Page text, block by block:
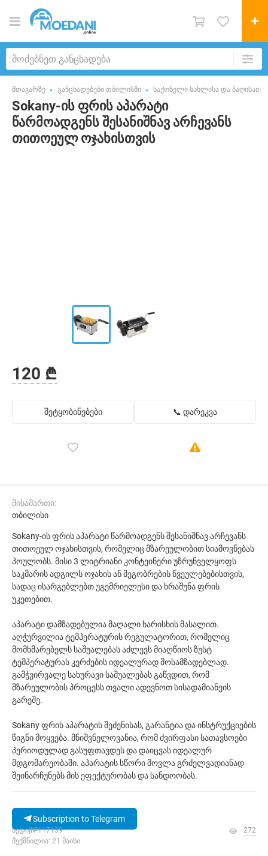
მთავარზე განცხადებები თბილისში საქონელი სახლისა და
Sokany-ის ფრის აპარატი
წარმოადგენს შესანიშნავ არჩევანს
თითოეულ ოჯახისთვის
120 ₾
შეტყობინებები 📞 დარეკვა
მისამართი:
თბილისი
Sokany-ის ფრის აპარატი წარმოადგენს შესანიშნავ არჩევანს
თითოეულ ოჯახისთვის, რომელიც მზარეულობით სიამოვნებას
პოულობს. მისი 3 ლიტრიანი კონტეინერი უზრუნველყოფს
საკმარის ადგილს ოჯახის ან მეგობრების წვეულებებისთვის,
სადაც ისარგებლებთ უგემრიელესი და ხრაშუნა ფრის
უკეთებით.
აპარატი დამზადებულია მაღალი ხარისხის მასალით.
აღჭურვილია ტემპერატურის რეგულატორით, რომელიც
მომხმარებელს საშუალებას აძლევს მიაღწიოს ზუსტ
ტემპერატურას კერძების იდეალურად მოსამზადებლად.
გამჭვირვალე სახურავი საშუალებას გაწვდით, რომ
მზარეულობის პროცესს თვალი ადევნოთ სისადამიანეის
გარეშე.
Sokany ფრის აპარატის შეძენისას, გარანტია და ინსტრუქციების
წიგნი მოყვება. მნიშვნელოვანია, რომ ძვირფასი სათავსოები
პერიოდულად გასუფთავდეს და დაიცვას იდეალურ
მდგომარეობაში. აპარატის სწორი მოვლა გრძელვადიანად
შეინარჩუნებს მის ეფექტურობას და სანდოობას.
Subscription to Telegram
ხედი|№117139
შექმნილია: 21 მაისი
272